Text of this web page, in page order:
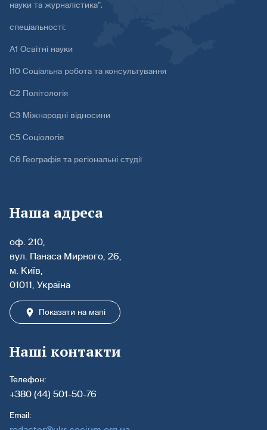
науки та журналістика”,
спеціальності:
А1 Освітні науки
І10 Соціальна робота та консультування
С2 Політологія
С3 Міжнародні відносини
С5 Соціологія
С6 Географія та регіональні студії
Наша адреса
оф. 210,
вул. Панаса Мирного, 26,
м. Київ,
01011, Україна
Показати на мапі
Наші контакти
Телефон:
+380 (44) 501-50-76
Email: